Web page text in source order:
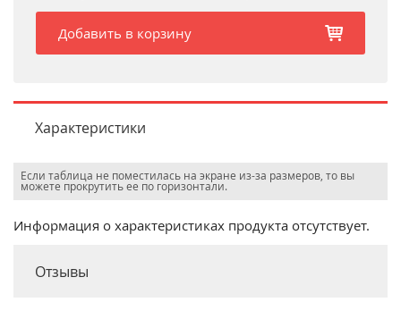
Добавить в корзину b
Характеристики
Если таблица не поместилась на экране из-за размеров, то вы
можете прокрутить ее по горизонтали.
Информация о характеристиках продукта отсутствует.
Отзывы